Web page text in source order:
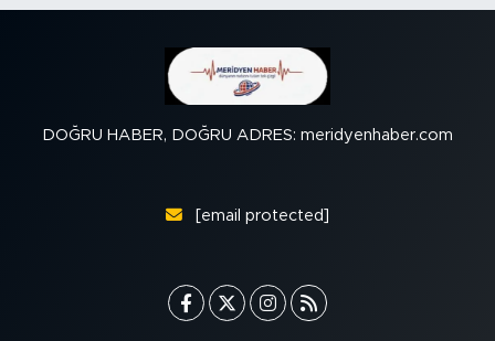
DOĞRU HABER, DOĞRU ADRES: meridyenhaber.com
[email protected]
YAŞAM
TARİHTEN GÜNÜMÜZE
TARİH